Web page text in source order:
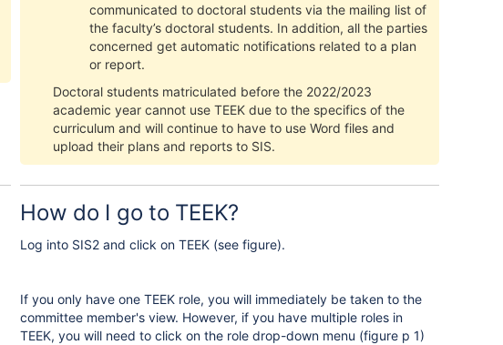
communicated to doctoral students via the mailing list of
the faculty’s doctoral students. In addition, all the parties
concerned get automatic notifications related to a plan
or report.
Doctoral students matriculated before the 2022/2023
academic year cannot use TEEK due to the specifics of the
curriculum and will continue to have to use Word files and
upload their plans and reports to SIS.
How do I go to TEEK?
Log into SIS2 and click on TEEK (see figure).
If you only have one TEEK role, you will immediately be taken to the
committee member's view. However, if you have multiple roles in
TEEK, you will need to click on the role drop-down menu (figure p 1)